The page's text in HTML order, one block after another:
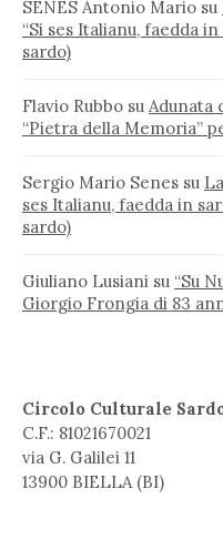
SENES Antonio Mario su
“Si ses Italianu, faedda
sardo)
Flavio Rubbo su Adunata
“Pietra della Memoria”
Sergio Mario Senes su
ses Italianu, faedda in
sardo)
Giuliano Lusiani su “Su
Giorgio Frongia di 83
Circolo Culturale
C.F.: 81021670021
via G. Galilei 11
13900 BIELLA (BI)